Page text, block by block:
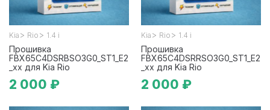
Kia > Rio > 1.4 i
Прошивка
FBX65C4DSRBSO3G0_ST1_E2
_xx для Kia Rio
2 000 ₽
Kia > Rio > 1.4 i
Прошивка
FBX65C4DSRRSO3G0_ST1_E2
_xx для Kia Rio
2 000 ₽